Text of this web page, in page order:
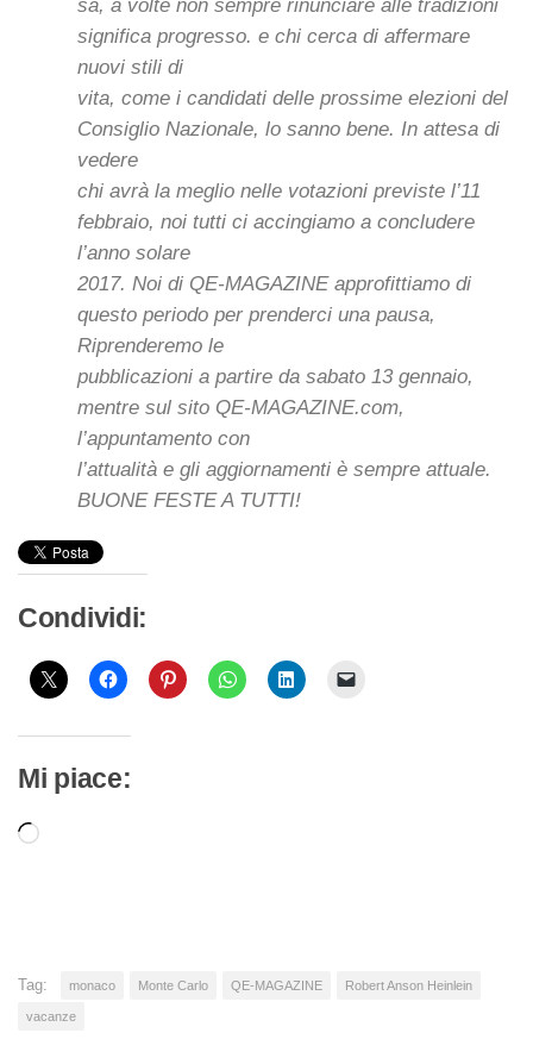
sa, a volte non sempre rinunciare alle tradizioni
significa progresso. e chi cerca di affermare
nuovi stili di
vita, come i candidati delle prossime elezioni del
Consiglio Nazionale, lo sanno bene. In attesa di
vedere
chi avrà la meglio nelle votazioni previste l’11
febbraio, noi tutti ci accingiamo a concludere
l’anno solare
2017. Noi di QE-MAGAZINE approfittiamo di
questo periodo per prenderci una pausa,
Riprenderemo le
pubblicazioni a partire da sabato 13 gennaio,
mentre sul sito QE-MAGAZINE.com,
l’appuntamento con
l’attualità e gli aggiornamenti è sempre attuale.
BUONE FESTE A TUTTI!
Condividi:
Mi piace:
Caricamento
Tag: monaco Monte Carlo QE-MAGAZINE Robert Anson Heinlein
vacanze